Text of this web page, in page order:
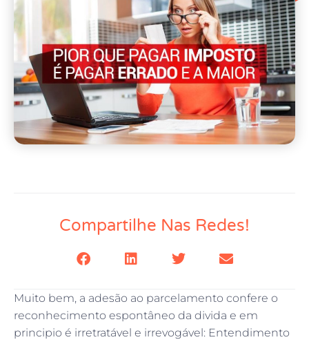
Compartilhe Nas Redes!
Muito bem, a adesão ao parcelamento confere o
reconhecimento espontâneo da divida e em
principio é irretratável e irrevogável: Entendimento